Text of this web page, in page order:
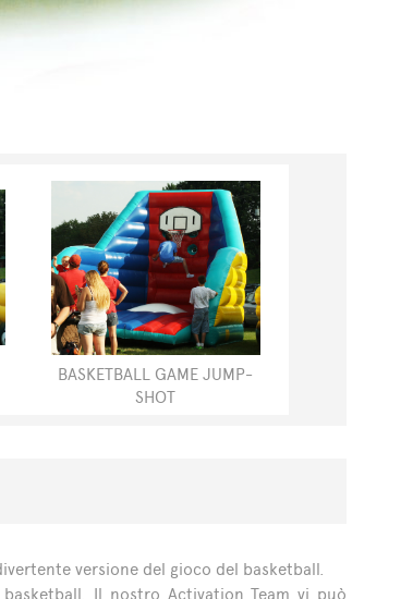
BASKETBALL GAME JUMP-
SHOT
versione del gioco del basketball.
Il nostro Activation Team vi può